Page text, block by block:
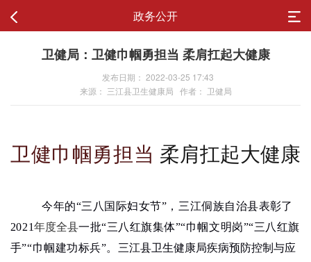
政务公开
卫健局：卫健巾帼勇担当 柔肩扛起大健康
发布日期： 2022-03-25 17:43
来源： 三江县卫生健康局 作者： 卫健局
卫健巾帼勇担当 柔肩扛起大健康
今年的“三八国际妇女节”， 三江侗族自治县表彰了
2021年度全县一批“三八红旗集体”“巾帼文明岗”“三八红旗
手”“巾帼建功标兵”。 三江县卫生健康局疾病预防控制与应